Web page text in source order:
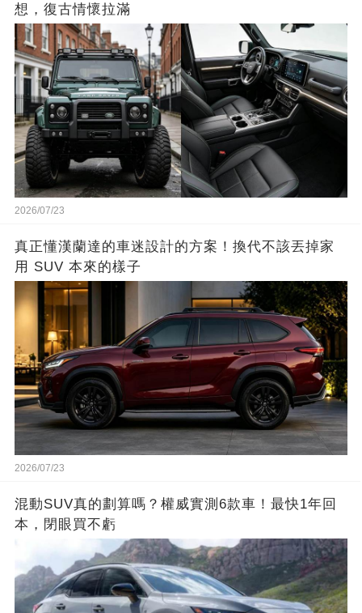
想，復古情懷拉滿
2026/07/23
真正懂漢蘭達的車迷設計的方案！換代不該丟掉家
用 SUV 本來的樣子
2026/07/23
混動SUV真的劃算嗎？權威實測6款車！最快1年回
本，閉眼買不虧